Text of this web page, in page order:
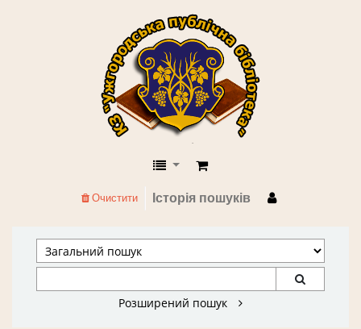
КЗ "Ужгородська публічна
Історія пошуків
Очистити
Розширений пошук